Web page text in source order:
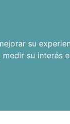
su
medir su interés